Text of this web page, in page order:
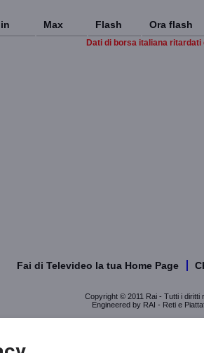
Max Flash Ora flash
Dati di borsa italiana ritardati
Fai di Televideo la tua Home Page
Copyright © 2011 Rai - Tutti i diritti
Engineered by RAI - Reti e